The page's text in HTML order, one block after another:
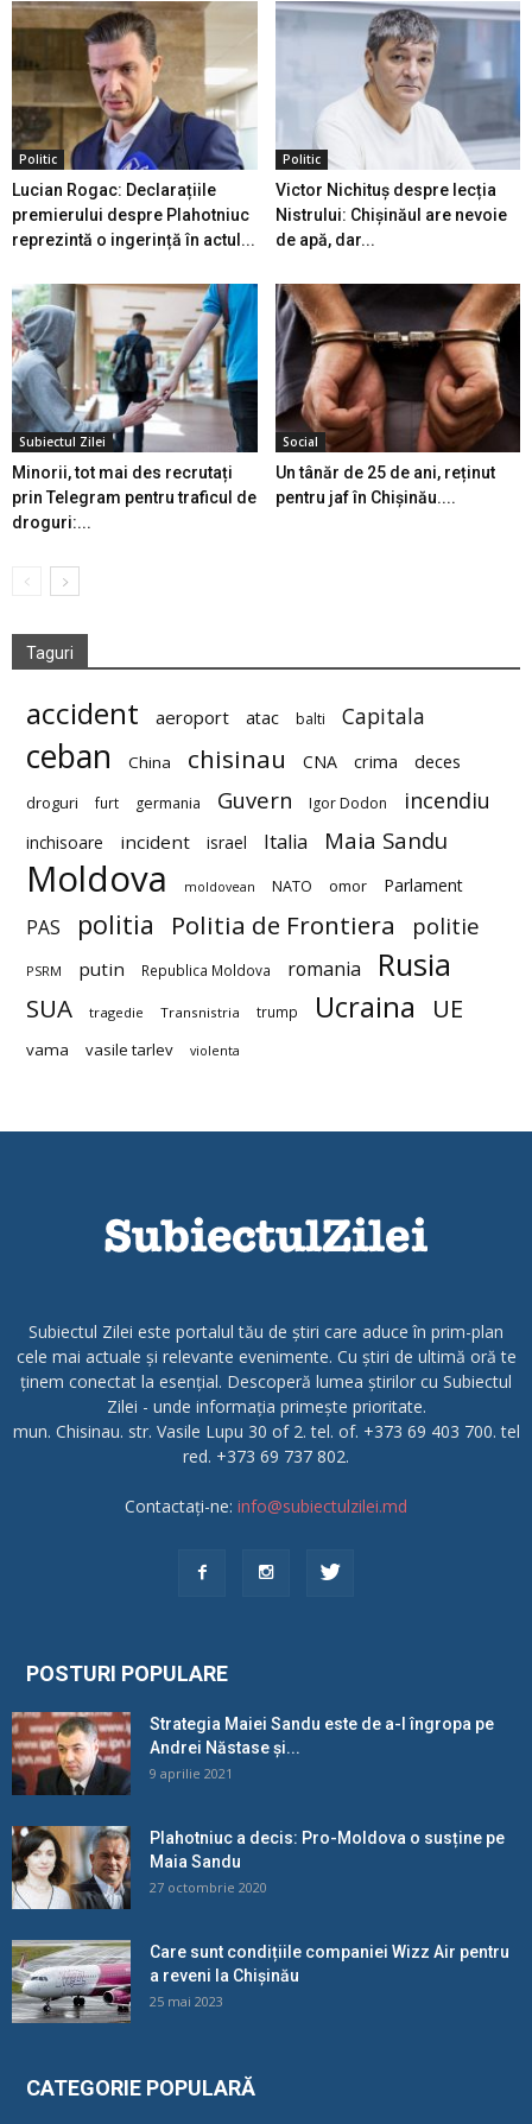
Politic
Lucian Rogac: Declarațiile
premierului despre Plahotniuc
reprezintă o ingerință în actul...
Politic
Victor Nichituș despre lecția
Nistrului: Chișinăul are nevoie
de apă, dar...
Subiectul Zilei
Minorii, tot mai des recrutați
prin Telegram pentru traficul de
droguri:...
Social
Un tânăr de 25 de ani, reținut
pentru jaf în Chișinău....
Taguri
accident aeroport atac balti Capitala
ceban China chisinau CNA crima deces
droguri furt germania Guvern Igor Dodon incendiu
inchisoare incident israel Italia Maia Sandu
Moldova moldovean NATO omor Parlament
PAS politia Politia de Frontiera politie
PSRM putin Republica Moldova romania Rusia
SUA tragedie Transnistria trump Ucraina UE
vama vasile tarlev violenta
Subiectul Zilei este portalul tău de știri care aduce în prim-plan
cele mai actuale și relevante evenimente. Cu știri de ultimă oră te
ținem conectat la esențial. Descoperă lumea știrilor cu Subiectul
Zilei - unde informația primește prioritate.
mun. Chisinau. str. Vasile Lupu 30 of 2. tel. of. +373 69 403 700. tel
red. +373 69 737 802.
Contactați-ne: info@subiectulzilei.md
POSTURI POPULARE
Strategia Maiei Sandu este de a-l îngropa pe
Andrei Năstase și...
9 aprilie 2021
Plahotniuc a decis: Pro-Moldova o susține pe
Maia Sandu
27 octombrie 2020
Care sunt condițiile companiei Wizz Air pentru
a reveni la Chișinău
25 mai 2023
CATEGORIE POPULARĂ